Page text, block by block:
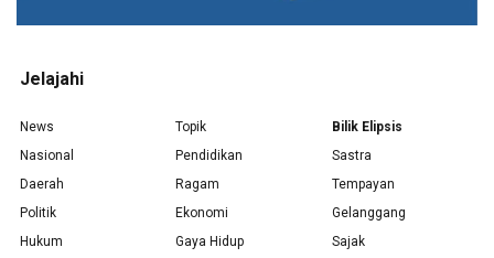
Jelajahi
News
Nasional
Daerah
Politik
Hukum
Topik
Pendidikan
Ragam
Ekonomi
Gaya Hidup
Bilik Elipsis
Sastra
Tempayan
Gelanggang
Sajak